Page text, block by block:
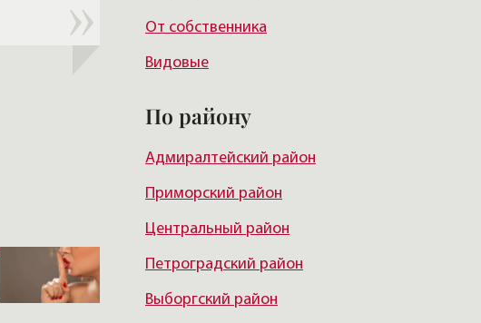
От собственника
Видовые
По району
Адмиралтейский район
Приморский район
Центральный район
Петроградский район
Выборгский район